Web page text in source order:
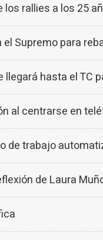
los rallies a los 25
Supremo para
llegará hasta el TC
al centrarse en
de trabajo
de Laura